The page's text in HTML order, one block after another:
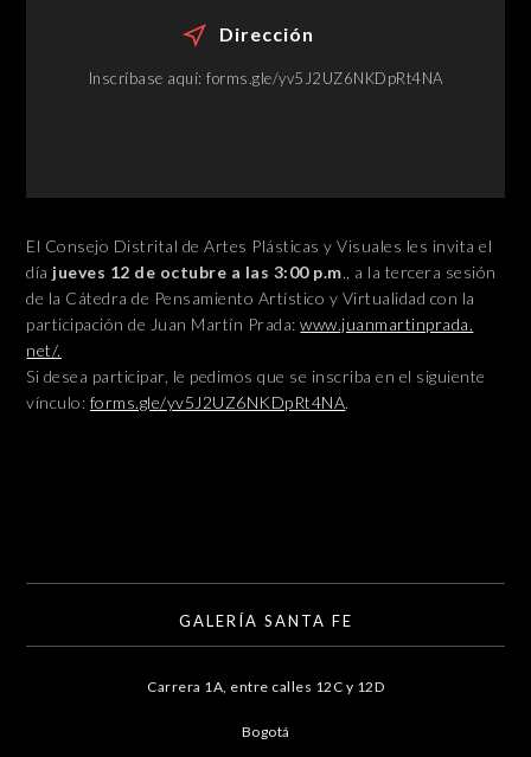
Dirección
Inscríbase aquí: forms.gle/yv5J2UZ6NKDpRt4NA
El Consejo Distrital de Artes Plásticas y Visuales les invita el
día jueves 12 de octubre a las 3:00 p.m., a la tercera sesión
de la Cátedra de Pensamiento Artístico y Virtualidad con la
participación de Juan Martín Prada:www.juanmartinprada.
net/.
Si desea participar, le pedimos que se inscriba en el siguiente
vínculo: forms.gle/yv5J2UZ6NKDpRt4NA.
GALERÍA SANTA FE
Carrera 1A, entre calles 12C y 12D
Bogotá